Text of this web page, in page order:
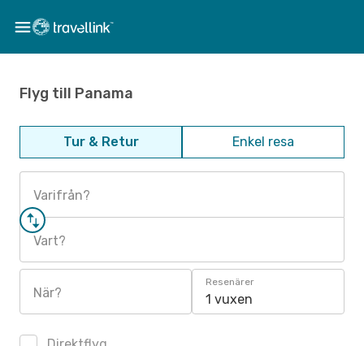
Flyg till Panama
Tur & Retur Enkel resa
Varifrån?
Vart?
När?
Resenärer
1 vuxen